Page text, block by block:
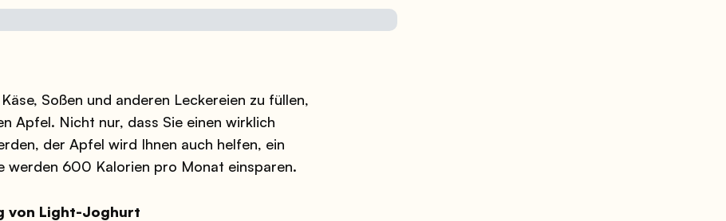
Soßen und anderen Leckereien zu füllen,
Apfel. Nicht nur, dass Sie einen wirklich
der Apfel wird Ihnen auch helfen, ein
werden 600 Kalorien pro Monat einsparen.
von Light-Joghurt